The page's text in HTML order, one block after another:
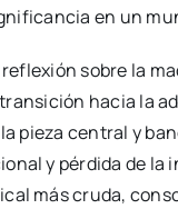
en un
sobre la
hacia la
la pieza central y
y pérdida de la
más cruda,